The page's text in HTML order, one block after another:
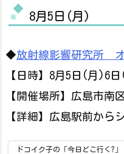
8月5日(月)
◆放射線影響研究所
【日時】8月5日(月)6
【開催場所】広島市
【詳細】広島駅前から
ドコイク子の「今日どこ行く?」